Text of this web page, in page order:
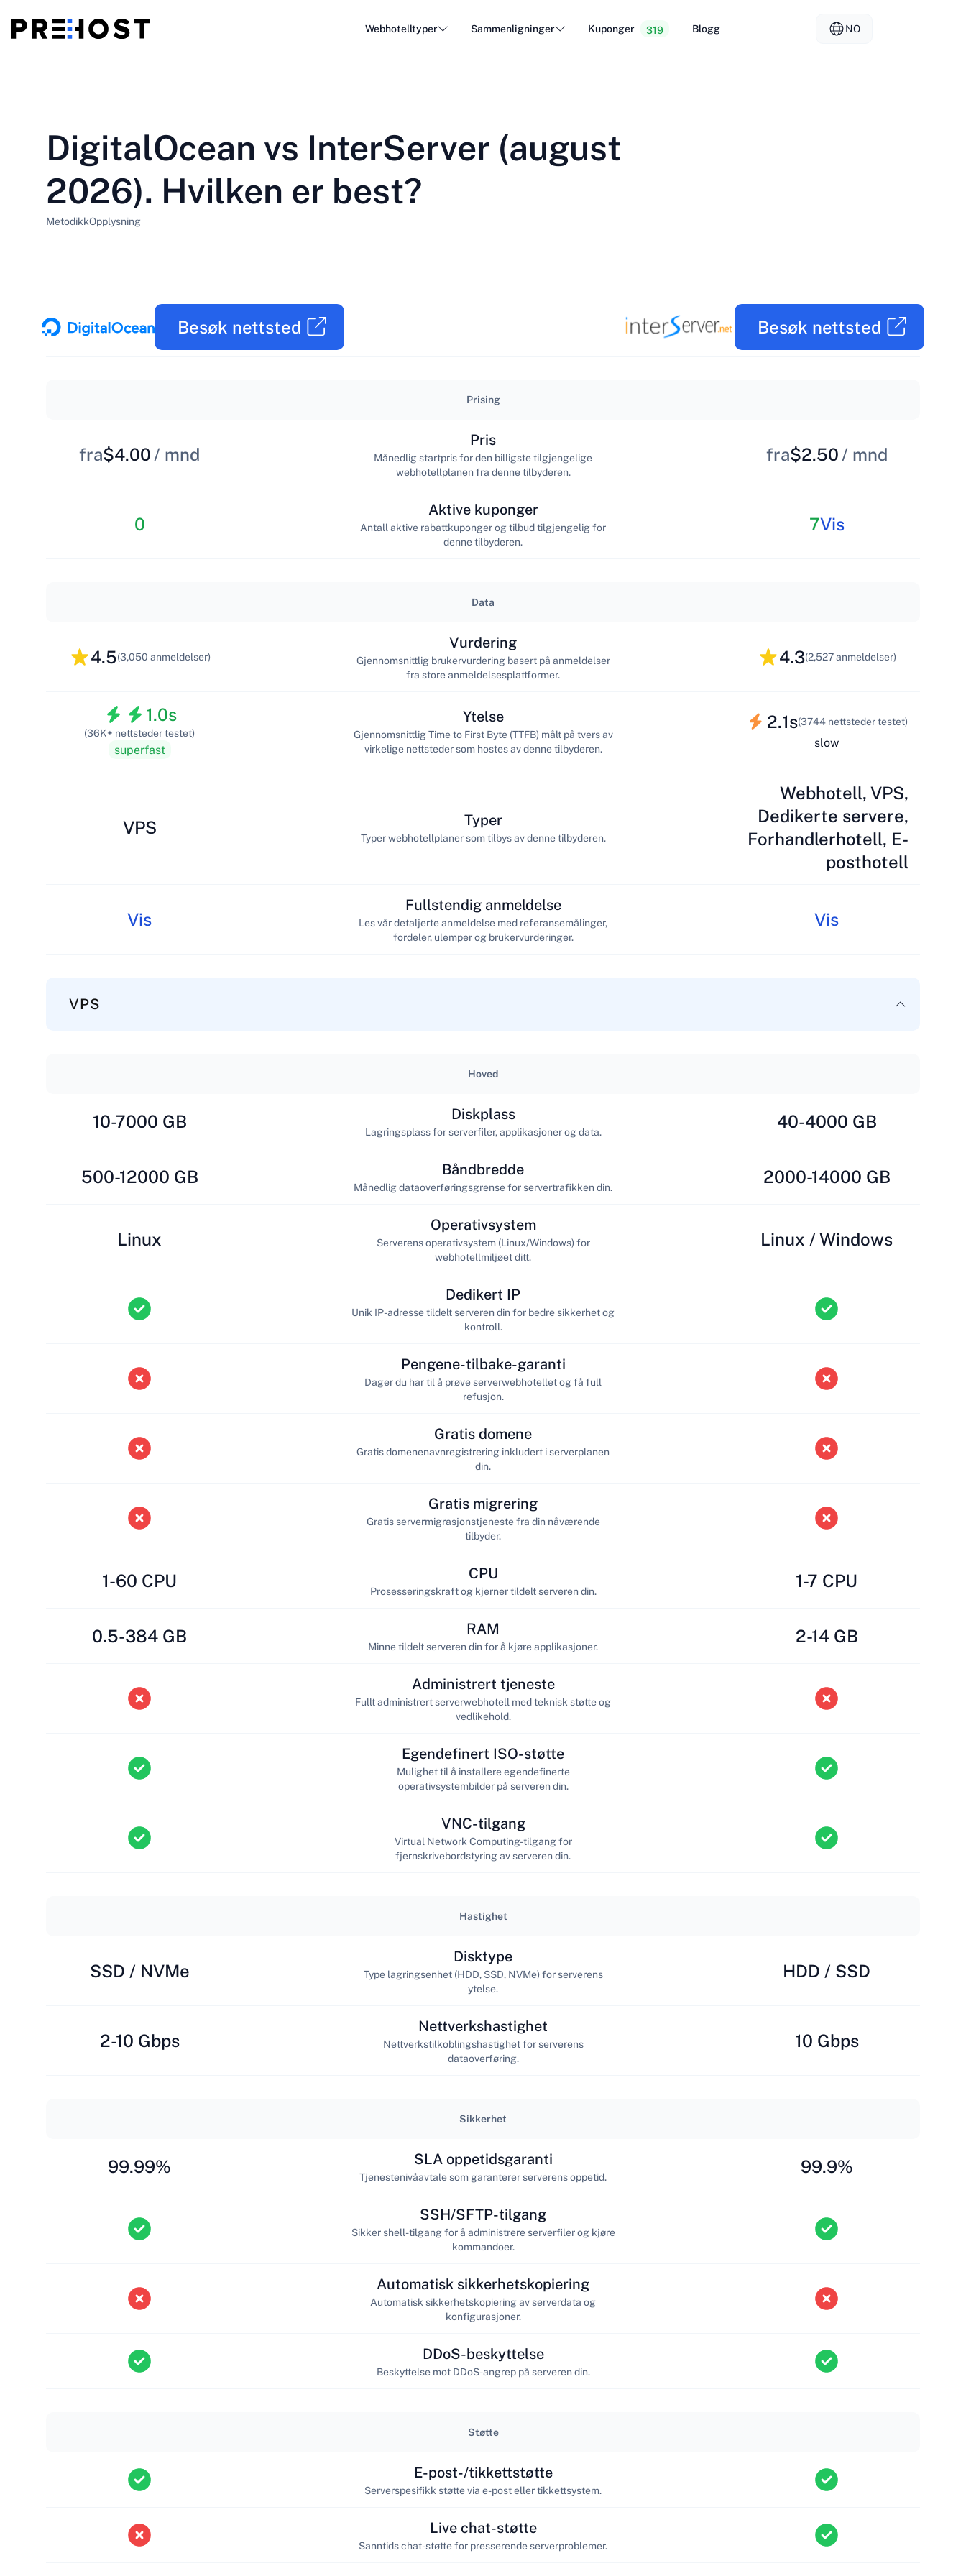
Webhotelltyper Sammenligninger Kuponger 319 Blogg NO
EN - English
HU - Magyar
LT - Lietuvių LV - Latviešu NL - Nederlands
DigitalOcean vs InterServer (august
2026). Hvilken er best?
MetodikkOpplysning
Besøk nettsted Besøk nettsted
Prising
fra$4.00 / mnd
Pris
Månedlig startpris for den billigste tilgjengelige
webhotellplanen fra denne tilbyderen.
fra$2.50 / mnd
0
Aktive kuponger
Antall aktive rabattkuponger og tilbud tilgjengelig for
denne tilbyderen.
7Vis
Data
4.5(3,050 anmeldelser)
Vurdering
Gjennomsnittlig brukervurdering basert på anmeldelser
fra store anmeldelsesplattformer.
4.3(2,527 anmeldelser)
1.0s
(36K+ nettsteder testet)
superfast
Ytelse
Gjennomsnittlig Time to First Byte (TTFB) målt på tvers av
virkelige nettsteder som hostes av denne tilbyderen.
2.1s(3744 nettsteder testet)
slow
VPS Typer
Typer webhotellplaner som tilbys av denne tilbyderen.
Webhotell, VPS,
Dedikerte servere,
Forhandlerhotell, E-
posthotell
Vis
Fullstendig anmeldelse
Les vår detaljerte anmeldelse med referansemålinger,
fordeler, ulemper og brukervurderinger.
Vis
VPS
Hoved
10-7000 GB Diskplass
Lagringsplass for serverfiler, applikasjoner og data.
40-4000 GB
500-12000 GB Båndbredde
Månedlig dataoverføringsgrense for servertrafikken din.
2000-14000 GB
Linux
Operativsystem
Serverens operativsystem (Linux/Windows) for
webhotellmiljøet ditt.
Linux / Windows
Dedikert IP
Unik IP-adresse tildelt serveren din for bedre sikkerhet og
kontroll.
Pengene-tilbake-garanti
Dager du har til å prøve serverwebhotellet og få full
refusjon.
Gratis domene
Gratis domenenavnregistrering inkludert i serverplanen
din.
Gratis migrering
Gratis servermigrasjonstjeneste fra din nåværende
tilbyder.
1-60 CPU CPU
Prosesseringskraft og kjerner tildelt serveren din.
1-7 CPU
0.5-384 GB RAM
Minne tildelt serveren din for å kjøre applikasjoner.
2-14 GB
Administrert tjeneste
Fullt administrert serverwebhotell med teknisk støtte og
vedlikehold.
Egendefinert ISO-støtte
Mulighet til å installere egendefinerte
operativsystembilder på serveren din.
VNC-tilgang
Virtual Network Computing-tilgang for
fjernskrivebordstyring av serveren din.
Hastighet
SSD / NVMe
Disktype
Type lagringsenhet (HDD, SSD, NVMe) for serverens
ytelse.
HDD / SSD
2-10 Gbps
Nettverkshastighet
Nettverkstilkoblingshastighet for serverens
dataoverføring.
10 Gbps
Sikkerhet
99.99% SLA oppetidsgaranti
Tjenestenivåavtale som garanterer serverens oppetid.
99.9%
SSH/SFTP-tilgang
Sikker shell-tilgang for å administrere serverfiler og kjøre
kommandoer.
Automatisk sikkerhetskopiering
Automatisk sikkerhetskopiering av serverdata og
konfigurasjoner.
DDoS-beskyttelse
Beskyttelse mot DDoS-angrep på serveren din.
Støtte
E-post-/tikkettstøtte
Serverspesifikk støtte via e-post eller tikkettsystem.
Live chat-støtte
Sanntids chat-støtte for presserende serverproblemer.